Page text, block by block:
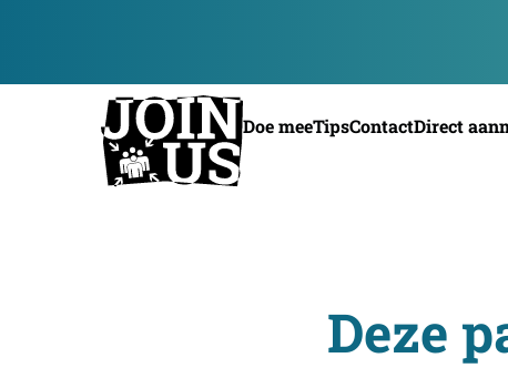
Doe meeTipsContactDirect
Deze